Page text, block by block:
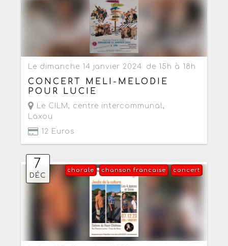
Le dimanche 14 janvier 2024 de 15h à 18h
CONCERT MELI-MELODIE
POUR LUCIE
Le CILM, centre intercommunal ,
Laxou
12 Euros
7
DÉC
concert
chanson francaise
chorale